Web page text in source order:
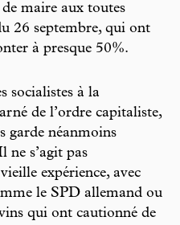
maire aux toutes
26 septembre, qui ont
à presque 50%.
socialistes à la
de l’ordre capitaliste,
garde néanmoins
ne s’agit pas
expérience, avec
le SPD allemand ou
qui ont cautionné de